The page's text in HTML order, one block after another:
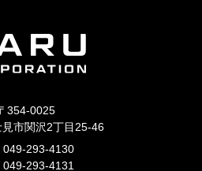
354-0025
市関沢2丁目25-46
049-293-4130
049-293-4131